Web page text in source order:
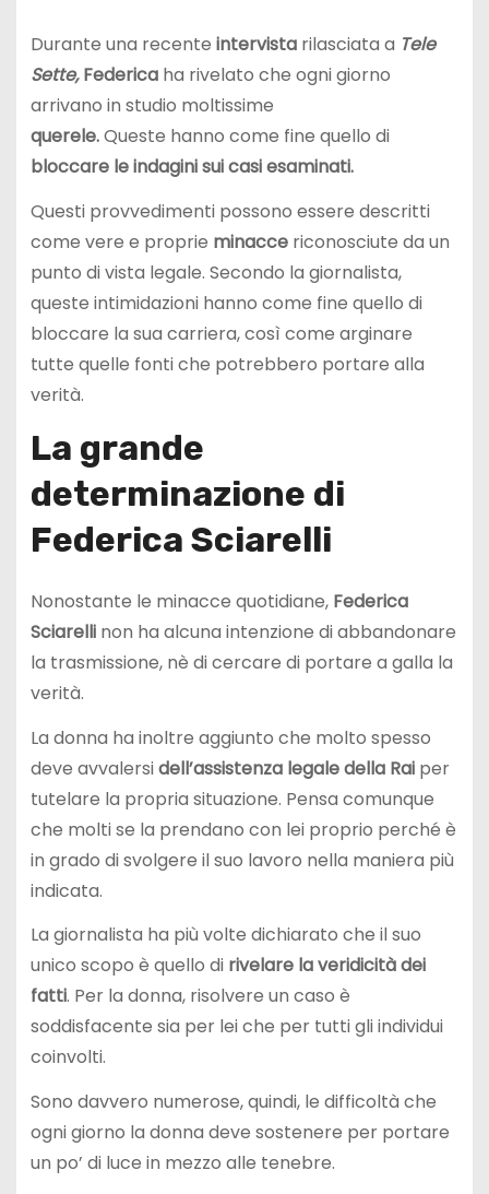
Durante una recente intervistarilasciata a Tele
Sette,Federicaha rivelato che ogni giorno
arrivano in studio moltissime
querele.Queste hanno come fine quello di
bloccare le indagini sui casi esaminati.
Questi provvedimenti possono essere descritti
come vere e proprie minaccericonosciute da un
punto di vista legale. Secondo la giornalista,
queste intimidazioni hanno come fine quello di
bloccare la sua carriera, così come arginare
tutte quelle fonti che potrebbero portare alla
verità.
La grande
determinazione di
Federica Sciarelli
Nonostante le minacce quotidiane, Federica
Sciarellinon ha alcuna intenzione di abbandonare
la trasmissione, nè di cercare di portare a galla la
verità.
La donna ha inoltre aggiunto che molto spesso
deve avvalersidell’assistenza legale della Raiper
tutelare la propria situazione. Pensa comunque
che molti se la prendano con lei proprio perché è
in grado di svolgere il suo lavoro nella maniera più
indicata.
La giornalista ha più volte dichiarato che il suo
unico scopo è quello di rivelare la veridicità dei
fatti. Per la donna, risolvere un caso è
soddisfacente sia per lei che per tutti gli individui
coinvolti.
Sono davvero numerose, quindi, le difficoltà che
ogni giorno la donna deve sostenere per portare
un po’ di luce in mezzo alle tenebre.